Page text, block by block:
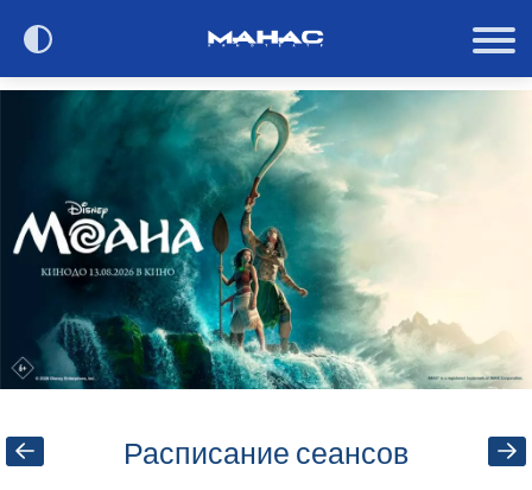
Сегодня в кино
О кинотеатре
Контакты
Акции и анонсы
Расписание сеансов